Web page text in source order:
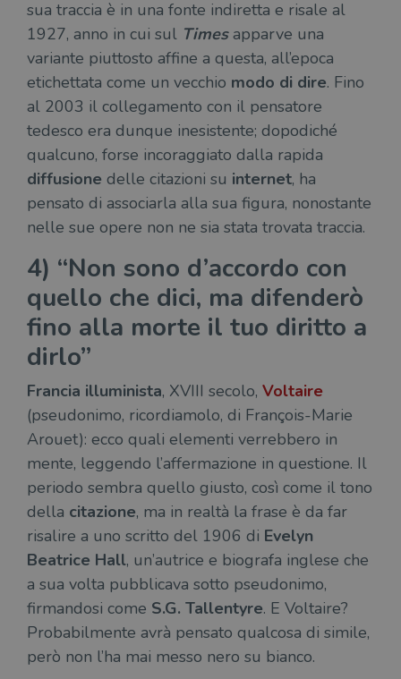
sua traccia è in una fonte indiretta e risale al
1927, anno in cui sul Times apparve una
variante piuttosto affine a questa, all’epoca
etichettata come un vecchio modo di dire. Fino
al 2003 il collegamento con il pensatore
tedesco era dunque inesistente; dopodiché
qualcuno, forse incoraggiato dalla rapida
diffusione delle citazioni su internet, ha
pensato di associarla alla sua figura, nonostante
nelle sue opere non ne sia stata trovata traccia.
4) “Non sono d’accordo con
quello che dici, ma difenderò
fino alla morte il tuo diritto a
dirlo”
Francia illuminista, XVIII secolo, Voltaire
(pseudonimo, ricordiamolo, di François-Marie
Arouet): ecco quali elementi verrebbero in
mente, leggendo l’affermazione in questione. Il
periodo sembra quello giusto, così come il tono
della citazione, ma in realtà la frase è da far
risalire a uno scritto del 1906 di Evelyn
Beatrice Hall, un’autrice e biografa inglese che
a sua volta pubblicava sotto pseudonimo,
firmandosi come S.G. Tallentyre. E Voltaire?
Probabilmente avrà pensato qualcosa di simile,
però non l’ha mai messo nero su bianco.